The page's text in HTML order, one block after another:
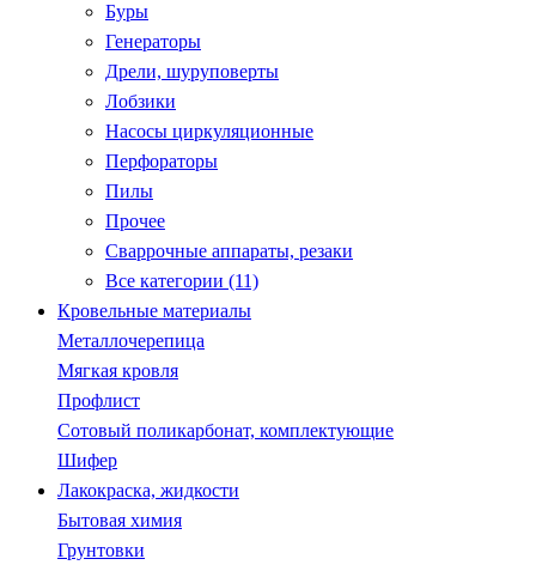
Буры
Генераторы
Дрели, шуруповерты
Лобзики
Насосы циркуляционные
Перфораторы
Пилы
Прочее
Сваррочные аппараты, резаки
Все категории (11)
Кровельные материалы
Металлочерепица
Мягкая кровля
Профлист
Сотовый поликарбонат, комплектующие
Шифер
Лакокраска, жидкости
Бытовая химия
Грунтовки